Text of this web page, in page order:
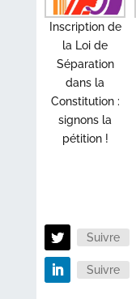
Inscription de
la Loi de
Séparation
dans la
Constitution :
signons la
pétition !
Suivre
Suivre